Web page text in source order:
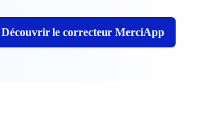
Découvrir le correcteur MerciApp